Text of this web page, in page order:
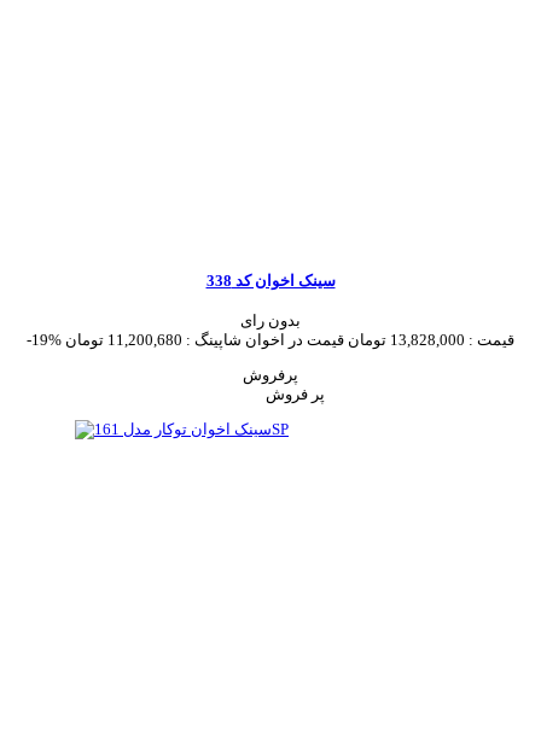
سینک اخوان کد 338
بدون رای
-19%
قیمت : 13,828,000 تومان قیمت در اخوان شاپینگ : 11,200,680 تومان
پرفروش